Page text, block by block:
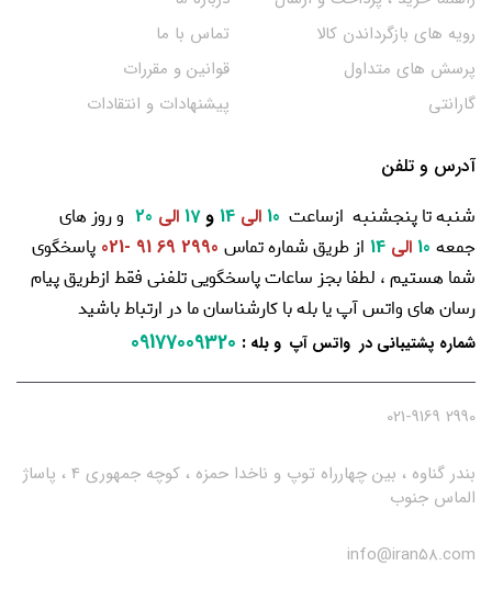
رویه های بازگرداندن کالا
پرسش های متداول
گارانتی
تماس با ما
قوانین و مقررات
پیشنهادات و انتقادات
آدرس و تلفن
شنبه تا پنجشنبه ازساعت 10 الی و17 الی
و روز های
جمعه
الی از طریق شماره تماس 2990 69 91 -021
پاسخگوی
شما هستیم ، لطفا بجز ساعات پاسخگویی تلفنی فقط ازطریق پیام
رسان های واتس آپ یا بله با کارشناسان ما در ارتباط باشید
شماره پشتیبانی در واتس آپ و بله :
09177009320
2990 021-9169
بندر گناوه ، بین چهارراه توپ و ناخدا حمزه ، کوچه جمهوری 4 ، پاساژ
الماس جنوب
info@iran58.com